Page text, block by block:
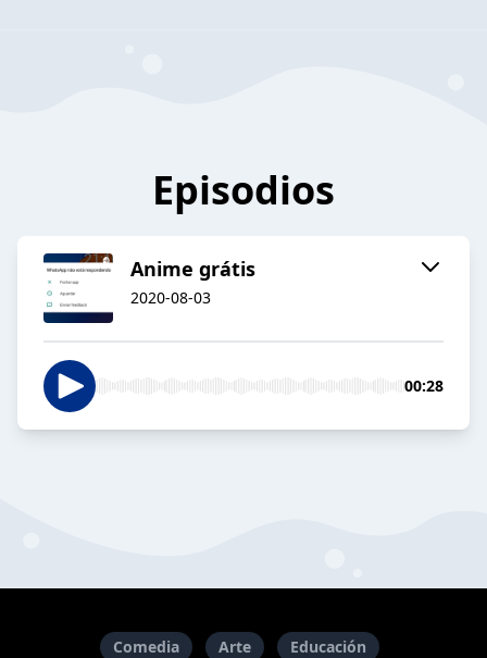
Episodios
Anime grátis
2020-08-03
00:28
Comedia Arte
Educación